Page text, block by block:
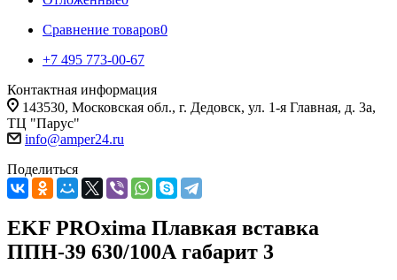
Сравнение товаров0
+7 495 773-00-67
Контактная информация
143530, Московская обл., г. Дедовск, ул. 1-я Главная, д. 3а,
ТЦ "Парус"
info@amper24.ru
Поделиться
EKF PROxima Плавкая вставка
ППН-39 630/100А габарит 3